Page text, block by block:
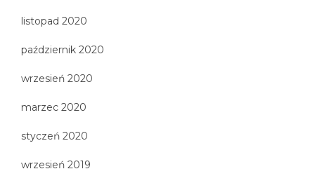
listopad 2020
październik 2020
wrzesień 2020
marzec 2020
styczeń 2020
wrzesień 2019